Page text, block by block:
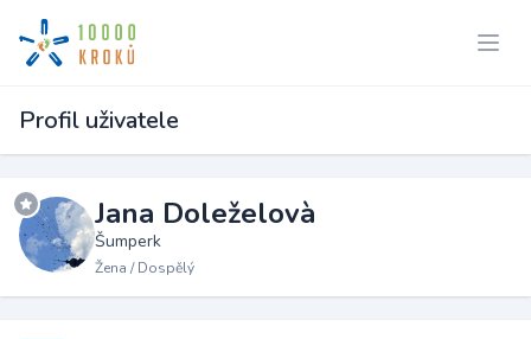
Profil uživatele
Jana Doleželovà
Šumperk
Žena / Dospělý